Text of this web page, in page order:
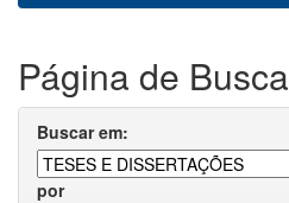
Página de Busca
Buscar em:
por